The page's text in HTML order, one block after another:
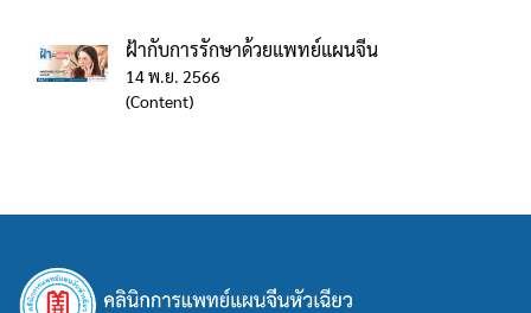
ฝ้ากับการรักษาด้วยแพทย์แผนจีน
14 พ.ย. 2566
(Content)